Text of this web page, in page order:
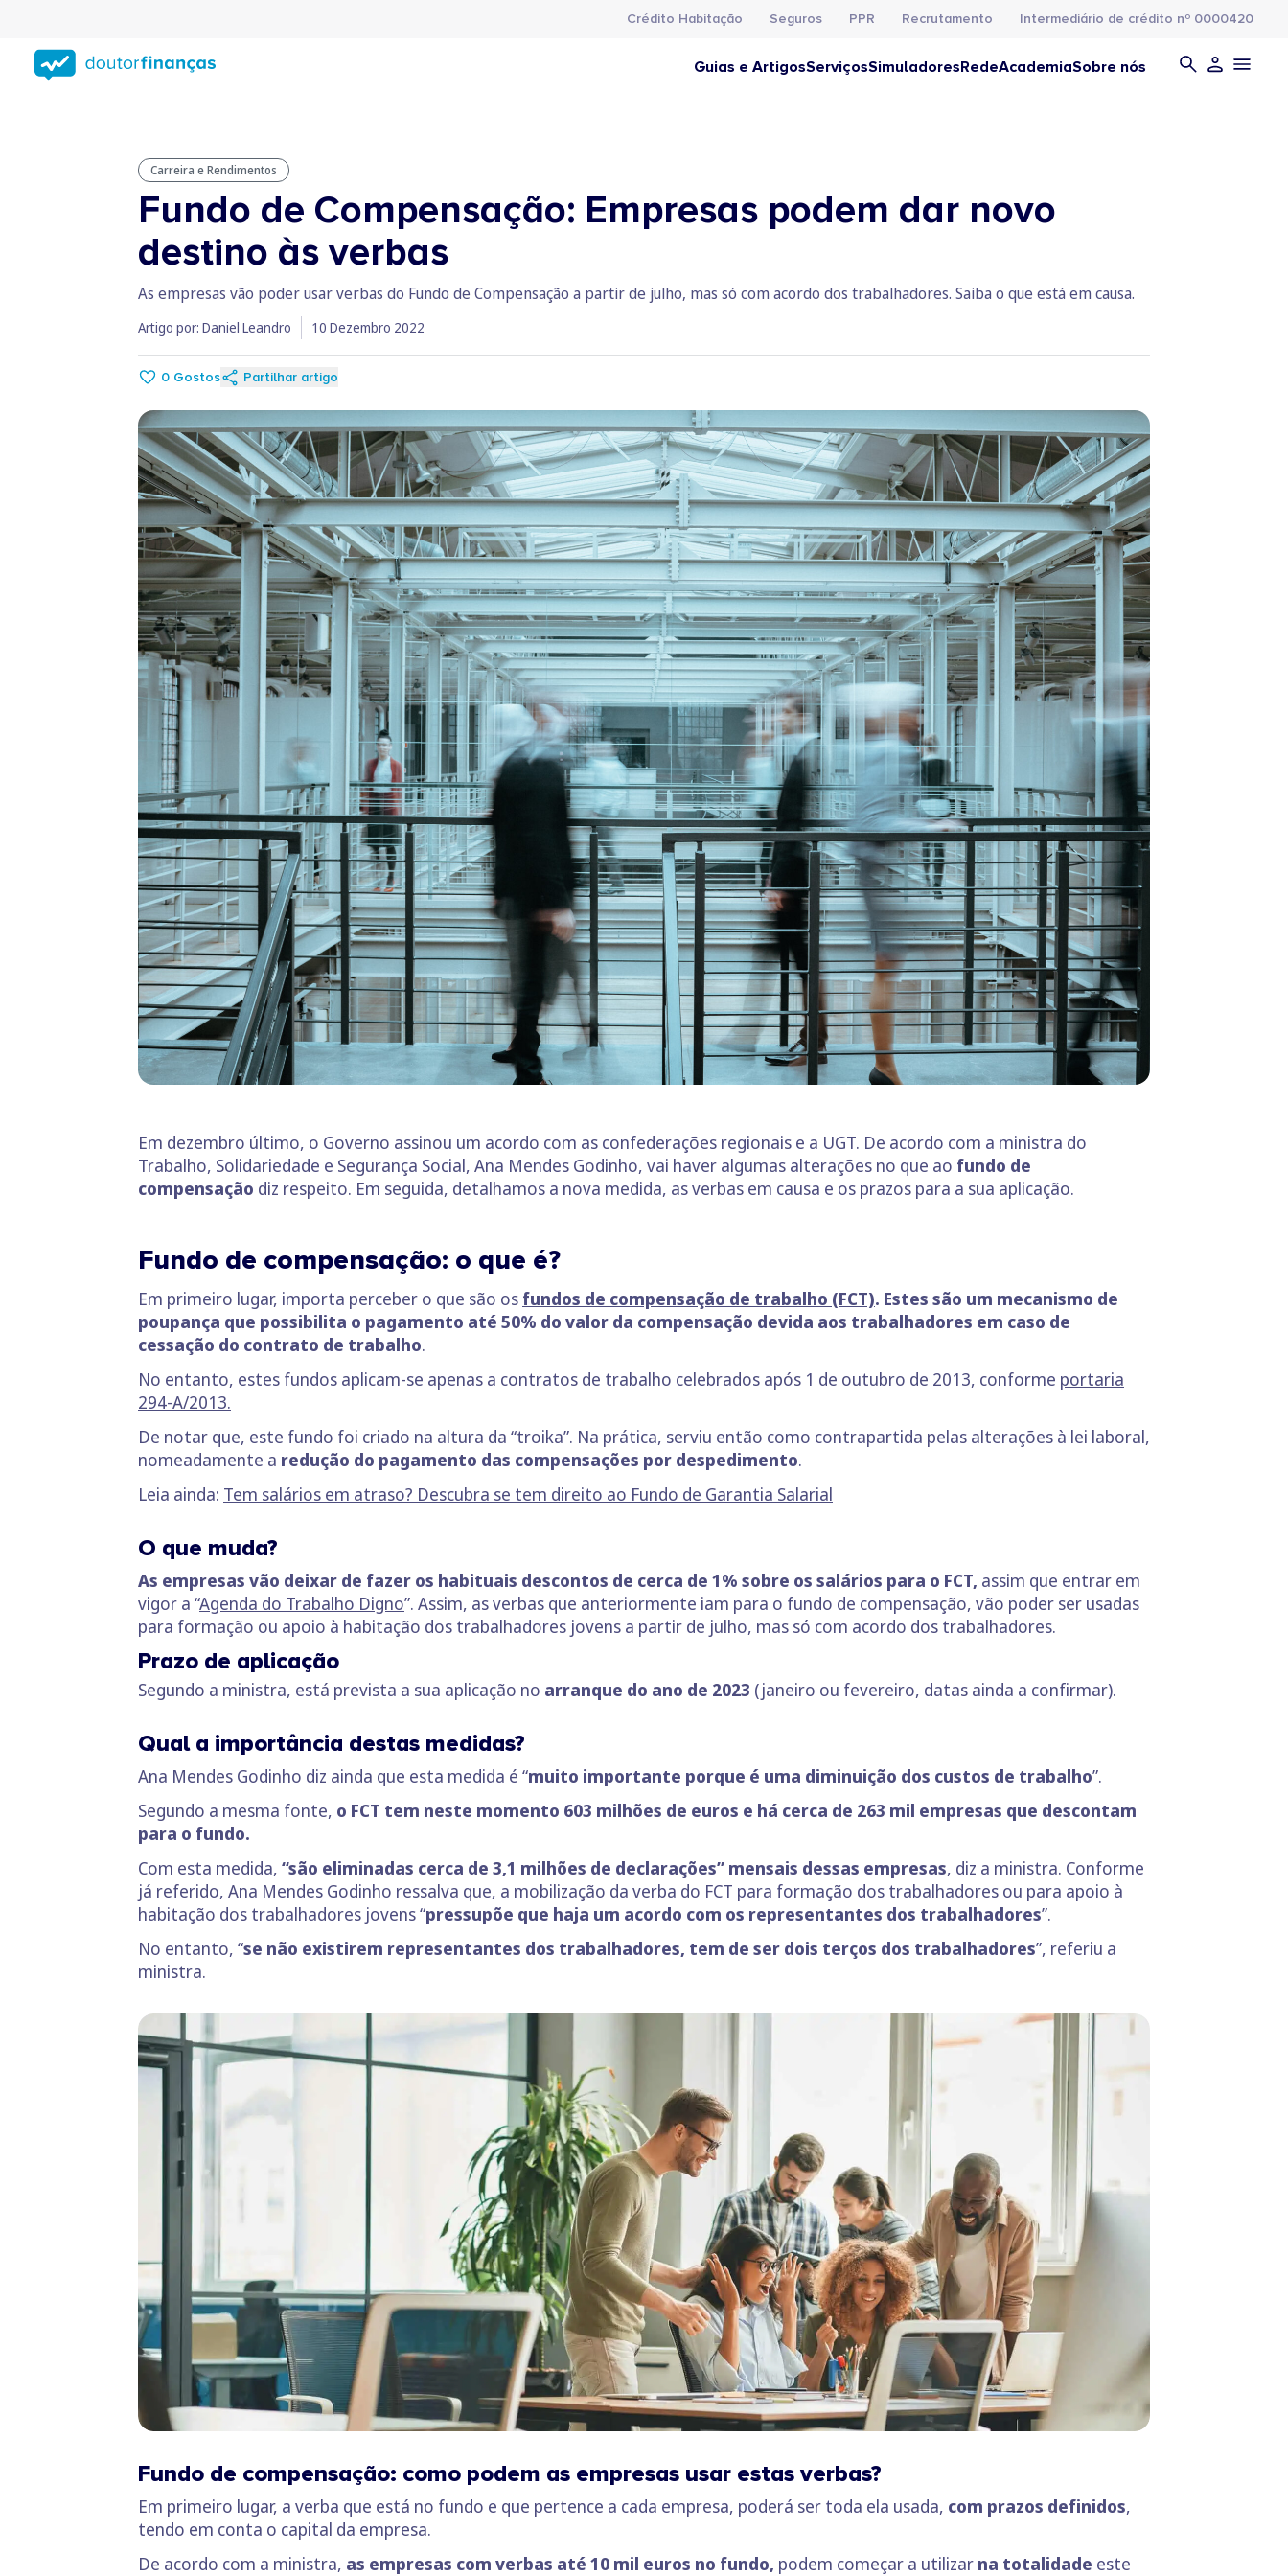
conteúdo
principal
Crédito Habitação Seguros PPR Recrutamento Intermediário de crédito nº 0000420
Guias e ArtigosServiçosSimuladoresRedeAcademiaSobre nós
Carreira e Rendimentos
Fundo de Compensação: Empresas podem dar novo
destino às verbas
As empresas vão poder usar verbas do Fundo de Compensação a partir de julho, mas só com acordo dos trabalhadores. Saiba o que está em causa.
Artigo por: Daniel Leandro 10 Dezembro 2022
0 Gostos Partilhar artigo
Em dezembro último, o Governo assinou um acordo com as confederações regionais e a UGT. De acordo com a ministra do
Trabalho, Solidariedade e Segurança Social, Ana Mendes Godinho, vai haver algumas alterações no que ao fundo de
compensação diz respeito. Em seguida, detalhamos a nova medida, as verbas em causa e os prazos para a sua aplicação.
Fundo de compensação: o que é?
Em primeiro lugar, importa perceber o que são os fundos de compensação de trabalho (FCT). Estes são um mecanismo de
poupança que possibilita o pagamento até 50% do valor da compensação devida aos trabalhadores em caso de
cessação do contrato de trabalho.
No entanto, estes fundos aplicam-se apenas a contratos de trabalho celebrados após 1 de outubro de 2013, conforme portaria
294-A/2013.
De notar que, este fundo foi criado na altura da “troika”. Na prática, serviu então como contrapartida pelas alterações à lei laboral,
nomeadamente a redução do pagamento das compensações por despedimento.
Leia ainda: Tem salários em atraso? Descubra se tem direito ao Fundo de Garantia Salarial
O que muda?
As empresas vão deixar de fazer os habituais descontos de cerca de 1% sobre os salários para o FCT, assim que entrar em
vigor a “Agenda do Trabalho Digno”. Assim, as verbas que anteriormente iam para o fundo de compensação, vão poder ser usadas
para formação ou apoio à habitação dos trabalhadores jovens a partir de julho, mas só com acordo dos trabalhadores.
Prazo de aplicação
Segundo a ministra, está prevista a sua aplicação no arranque do ano de 2023 (janeiro ou fevereiro, datas ainda a confirmar).
Qual a importância destas medidas?
Ana Mendes Godinho diz ainda que esta medida é “muito importante porque é uma diminuição dos custos de trabalho”.
Segundo a mesma fonte, o FCT tem neste momento 603 milhões de euros e há cerca de 263 mil empresas que descontam
para o fundo.
Com esta medida, “são eliminadas cerca de 3,1 milhões de declarações” mensais dessas empresas, diz a ministra. Conforme
já referido, Ana Mendes Godinho ressalva que, a mobilização da verba do FCT para formação dos trabalhadores ou para apoio à
habitação dos trabalhadores jovens “pressupõe que haja um acordo com os representantes dos trabalhadores”.
No entanto, “se não existirem representantes dos trabalhadores, tem de ser dois terços dos trabalhadores”, referiu a
ministra.
Fundo de compensação: como podem as empresas usar estas verbas?
Em primeiro lugar, a verba que está no fundo e que pertence a cada empresa, poderá ser toda ela usada, com prazos definidos,
tendo em conta o capital da empresa.
De acordo com a ministra, as empresas com verbas até 10 mil euros no fundo, podem começar a utilizar na totalidade este